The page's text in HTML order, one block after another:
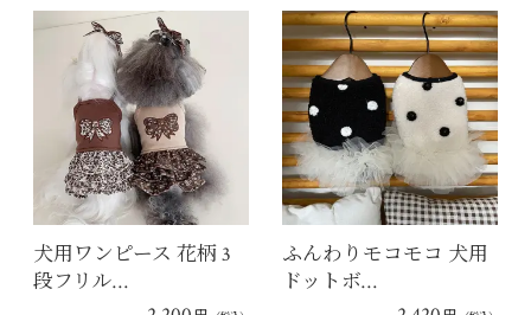
犬用ワンピース 花柄 3
段フリル…
ふんわりモコモコ 犬用
ドットボ…